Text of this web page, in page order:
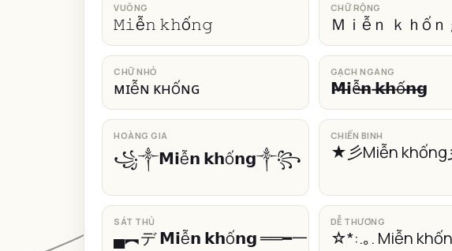
VUÔNG
𝙼𝚒ễ𝚗 𝚔𝚑ố𝚗𝚐
CHỮ RỘNG
Ｍｉễｎ ｋｈốｎ
CHỮ NHỎ
ᴍɪễɴ ᴋʜốɴɢ
GẠCH NGANG
𝗠̶𝗶̶ễ̶𝗻̶ 𝗸̶𝗵̶ố̶𝗻̶𝗴̶
HOÀNG GIA
꧁༒𝗠𝗶ễ𝗻 𝗸𝗵ố𝗻𝗴༒꧂
CHIẾN BINH
★彡Miễn
SÁT THỦ
▄︻デ 𝗠𝗶ễ𝗻 𝗸𝗵ố𝗻𝗴 ══━一
DỄ THƯƠNG
☆*:.｡. Miễn